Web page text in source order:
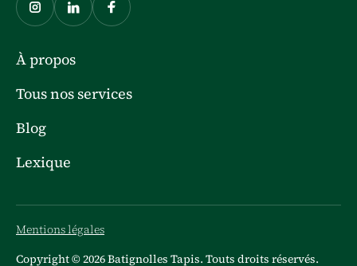
À propos
Tous nos services
Blog
Lexique
Copyright © 2026 Batignolles Tapis. Touts droits réservés.
Mentions légales